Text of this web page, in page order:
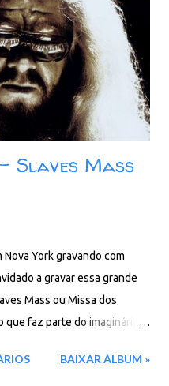
01. Menina Jesus 02.
04. A Carta 05. Pecado
07. Pecado, Rifa E Revista
Slaves Mass
York gravando com
a gravar essa grande
Mass ou Missa dos
que faz parte do imaginário
do sertão, desde ritmos
BAIXAR ÁLBUM »